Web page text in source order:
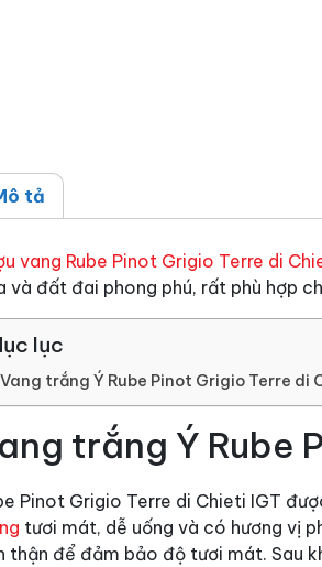
tả
vang Rube Pinot Grigio Terre di
và đất đai phong phú, rất phù hợp
lục
Vang trắng Ý Rube Pinot Grigio Terre di
trắng Ý Rube
Pinot Grigio Terre di Chieti IGT
tươi mát, dễ uống và có hương vị
thận để đảm bảo độ tươi mát. Sau